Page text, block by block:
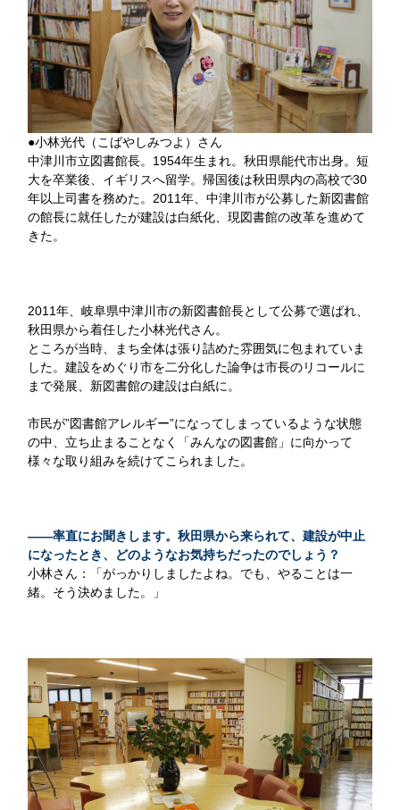
●小林光代（こばやしみつよ）さん
中津川市立図書館長。1954年生まれ。秋田県能代市出身。短
大を卒業後、イギリスへ留学。帰国後は秋田県内の高校で30
年以上司書を務めた。2011年、中津川市が公募した新図書館
の館長に就任したが建設は白紙化、現図書館の改革を進めて
きた。
2011年、岐阜県中津川市の新図書館長として公募で選ばれ、
秋田県から着任した小林光代さん。
ところが当時、まち全体は張り詰めた雰囲気に包まれていま
した。建設をめぐり市を二分化した論争は市長のリコールに
まで発展、新図書館の建設は白紙に。
市民が”図書館アレルギー”になってしまっているような状態
の中、立ち止まることなく「みんなの図書館」に向かって
様々な取り組みを続けてこられました。
——率直にお聞きします。秋田県から来られて、建設が中止
になったとき、どのようなお気持ちだったのでしょう？
小林さん：「がっかりしましたよね。でも、やることは一
緒。そう決めました。」